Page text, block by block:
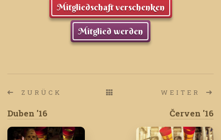
Mitgliedschaft verschenken
Mitglied werden
ZURÜCK
Duben '16
WEITER
Červen '16